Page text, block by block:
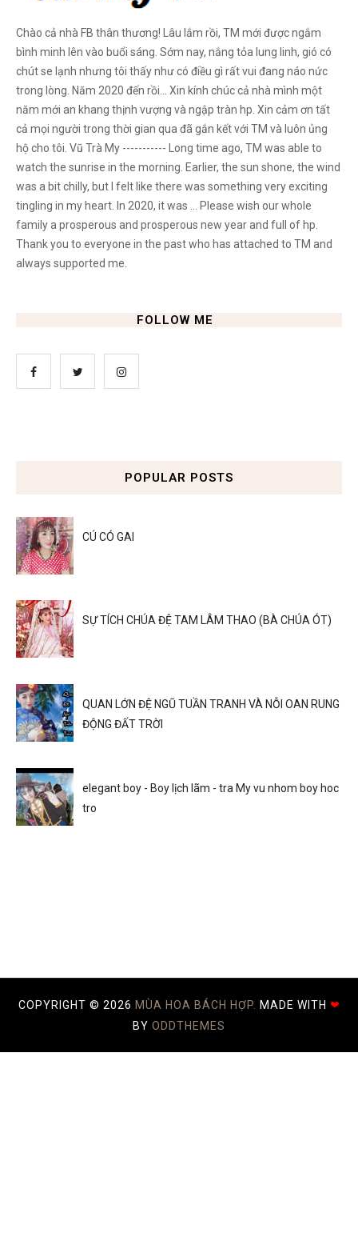
Chào cả nhà FB thân thương! Lâu lắm rồi, TM mới được ngắm
bình minh lên vào buổi sáng. Sớm nay, nắng tỏa lung linh, gió có
chút se lạnh nhưng tôi thấy như có điều gì rất vui đang náo nức
trong lòng. Năm 2020 đến rồi... Xin kính chúc cả nhà mình một
năm mới an khang thịnh vượng và ngập tràn hp. Xin cảm ơn tất
cả mọi người trong thời gian qua đã gắn kết với TM và luôn ủng
hộ cho tôi. Vũ Trà My ----------- Long time ago, TM was able to
watch the sunrise in the morning. Earlier, the sun shone, the wind
was a bit chilly, but I felt like there was something very exciting
tingling in my heart. In 2020, it was ... Please wish our whole
family a prosperous and prosperous new year and full of hp.
Thank you to everyone in the past who has attached to TM and
always supported me.
FOLLOW ME
POPULAR POSTS
CÚ CÓ GAI
SỰ TÍCH CHÚA ĐỆ TAM LÂM THAO (BÀ CHÚA ÓT)
QUAN LỚN ĐỆ NGŨ TUẦN TRANH VÀ NỖI OAN RUNG
ĐỘNG ĐẤT TRỜI
elegant boy - Boy lịch lãm - tra My vu nhom boy hoc
tro
COPYRIGHT © 2026 MÙA HOA BÁCH HỢP. MADE WITH ❤
BY ODDTHEMES